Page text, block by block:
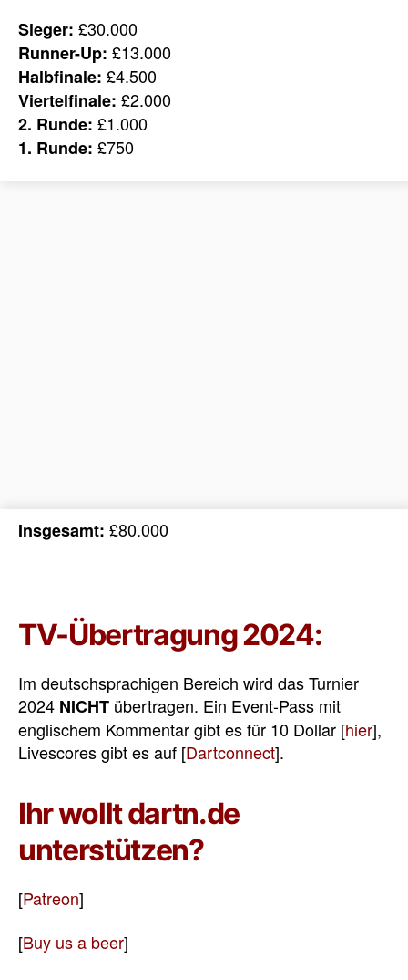
Sieger: £30.000
Runner-Up: £13.000
Halbfinale: £4.500
Viertelfinale: £2.000
2. Runde: £1.000
1. Runde: £750
Insgesamt: £80.000
TV-Übertragung 2024:
Im deutschsprachigen Bereich wird das Turnier
2024 NICHT übertragen. Ein Event-Pass mit
englischem Kommentar gibt es für 10 Dollar [hier],
Livescores gibt es auf [Dartconnect].
Ihr wollt dartn.de
unterstützen?
[Patreon]
[Buy us a beer]